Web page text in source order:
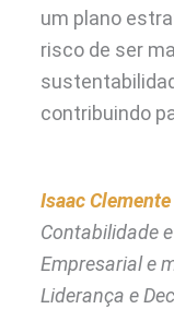
um plano
risco de ser
contribuindo
Isaac
Contabilidade
Empresarial e
Liderança e